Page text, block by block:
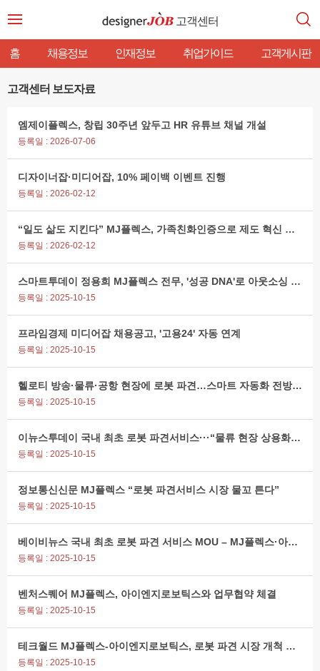
고객센터
홈 채용정보 인재정보 취업가이드 고객게시판
고객센터 보도자료
엠제이플렉스, 창립 30주년 앞두고 HR 유튜브 채널 개설
등록일 : 2026-07-06
디자이너잡·미디어잡, 10% 페이백 이벤트 진행
등록일 : 2026-02-12
“일도 삶도 지킨다” MJ플렉스, 가족친화인증으로 제도 혁신 가속
등록일 : 2026-02-12
스마트투데이 정용희 MJ플렉스 전무, '성공 DNA'로 아웃소싱 판을 흔들다
등록일 : 2025-10-15
프라임경제 미디어잡 채용공고, '고용24' 자동 연계
등록일 : 2025-10-15
헬로티 방송·물류·공항 현장에 로봇 파견…스마트 자동화 전방위로 '확대'
등록일 : 2025-10-15
이뉴스투데이 국내 최초 로봇 파견서비스···“물류 현장 상용화로 산업 혁신 앞당긴다”
등록일 : 2025-10-15
정보통신신문 MJ플렉스 “로봇 파견서비스 시장 물꼬 튼다”
등록일 : 2025-10-15
베이비뉴스 국내 최초 로봇 파견 서비스 MOU – MJ플렉스·아이엔지로보틱스 국내 최초 로봇 파견 시장 개척
등록일 : 2025-10-15
벤처스퀘어 MJ플렉스, 아이엔지로보틱스와 업무협약 체결
등록일 : 2025-10-15
테크월드 MJ플렉스-아이엔지로보틱스, 로봇 파견 시장 개척 손잡는다
등록일 : 2025-10-15